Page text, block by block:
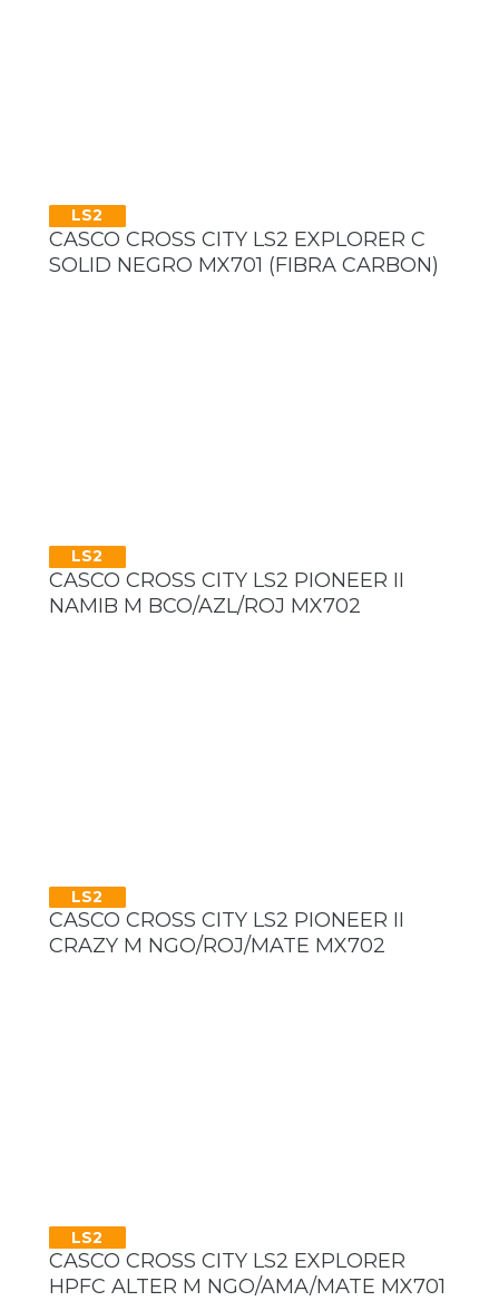
LS2
CASCO CROSS CITY LS2 EXPLORER C
SOLID NEGRO MX701 (FIBRA CARBON)
LS2
CASCO CROSS CITY LS2 PIONEER II
NAMIB M BCO/AZL/ROJ MX702
LS2
CASCO CROSS CITY LS2 PIONEER II
CRAZY M NGO/ROJ/MATE MX702
LS2
CASCO CROSS CITY LS2 EXPLORER
HPFC ALTER M NGO/AMA/MATE MX701